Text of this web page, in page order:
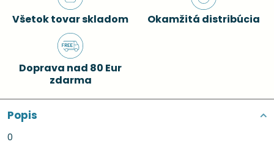
Všetok tovar skladom Okamžitá distribúcia
Doprava nad 80 Eur
zdarma
Popis
0